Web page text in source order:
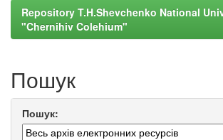
Repository T.H.Shevchenko National
"Chernihiv Colehium"
Пошук
Пошук: